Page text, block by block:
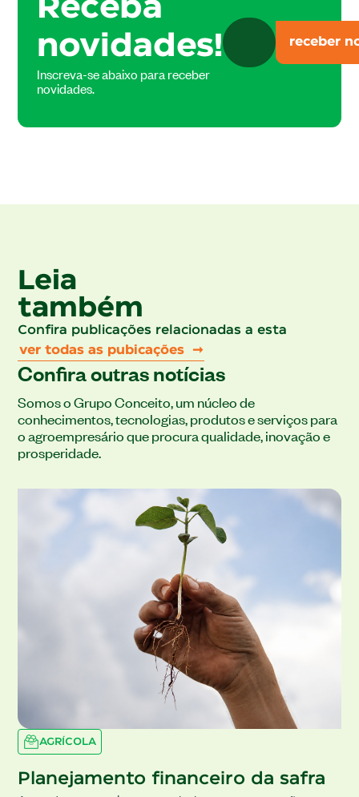
Receba
novidades!
Inscreva-se abaixo para receber
novidades.
Leia
também
Confira publicações relacionadas a esta
ver todas as pubicações ➞
Confira outras notícias
Somos o Grupo Conceito, um núcleo de
conhecimentos, tecnologias, produtos e serviços para
o agroempresário que procura qualidade, inovação e
prosperidade.
AGRÍCOLA
Planejamento financeiro da safra